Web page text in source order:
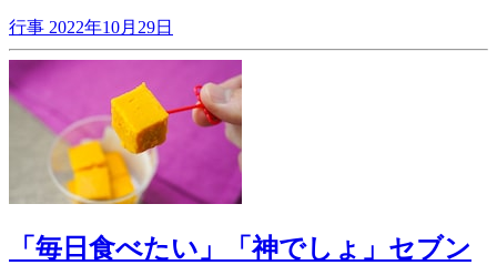
行事 2022年10月29日
「毎日食べたい」「神でしょ」セブン